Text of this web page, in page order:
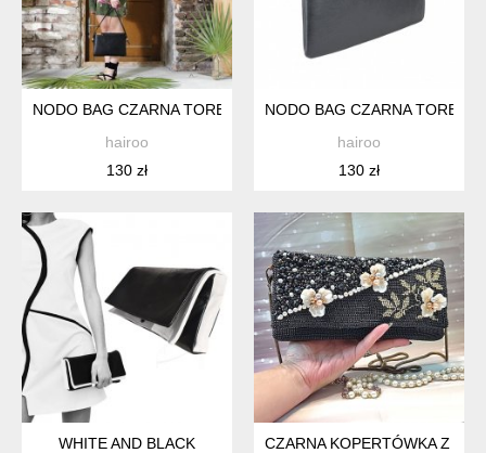
NODO BAG CZARNA TOREBKA / KOPERTÓWKA Z PASKIEM
hairoo
130 zł
NODO BAG CZARNA
hairoo
130 zł
WHITE AND BLACK
CZARNA KOPERTÓWKA Z